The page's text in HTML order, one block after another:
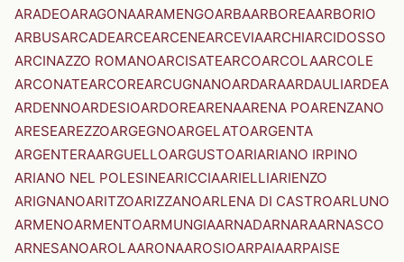
ARADEOARAGONAARAMENGOARBAARBOREAARBORIO
ARBUSARCADEARCEARCENEARCEVIAARCHIARCIDOSSO
ARCINAZZO ROMANOARCISATEARCOARCOLAARCOLE
ARCONATEARCOREARCUGNANOARDARAARDAULIARDEA
ARDENNOARDESIOARDOREARENAARENA POARENZANO
ARESEAREZZOARGEGNOARGELATOARGENTA
ARGENTERAARGUELLOARGUSTOARIARIANO IRPINO
ARIANO NEL POLESINEARICCIAARIELLIARIENZO
ARIGNANOARITZOARIZZANOARLENA DI CASTROARLUNO
ARMENOARMENTOARMUNGIAARNADARNARAARNASCO
ARNESANOAROLAARONAAROSIOARPAIAARPAISE